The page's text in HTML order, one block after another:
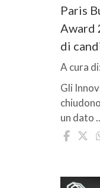
Paris
Award
di
A cura di:
Gli
un dato